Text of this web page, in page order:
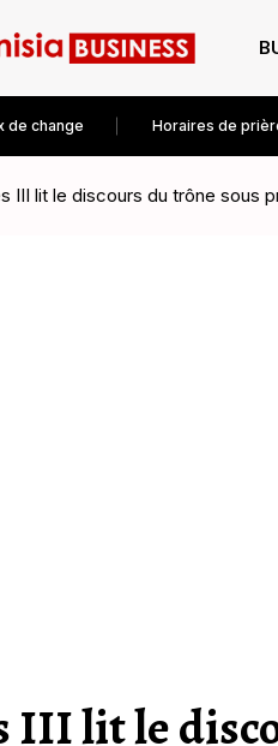
de change Horaires de
III lit le discours du trône sous
III lit le